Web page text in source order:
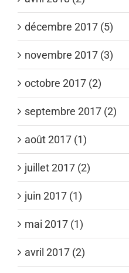
décembre 2017 (5)
novembre 2017 (3)
octobre 2017 (2)
septembre 2017 (2)
août 2017 (1)
juillet 2017 (2)
juin 2017 (1)
mai 2017 (1)
avril 2017 (2)